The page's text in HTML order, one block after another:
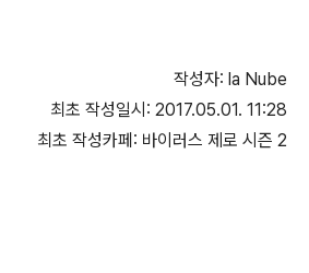
작성자: la Nube
최초 작성일시: 2017.05.01. 11:28
최초 작성카페: 바이러스 제로 시즌 2